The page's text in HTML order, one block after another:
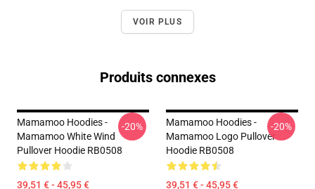
VOIR PLUS
Produits connexes
Mamamoo Hoodies -
Mamamoo White Wind
Pullover Hoodie RB0508
39,51 € - 45,95 €
-20%
Mamamoo Hoodies -
Mamamoo Logo Pullover
Hoodie RB0508
39,51 € - 45,95 €
-20%